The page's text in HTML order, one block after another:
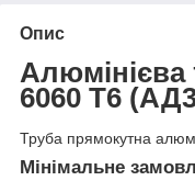
Опис
Алюмінієва
6060 Т6
Труба прямокутна
Мінімальне